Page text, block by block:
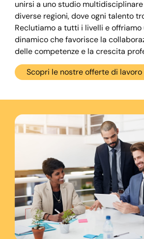
unirsi a uno studio
diverse regioni, dove ogni talento
Reclutiamo a tutti i livelli e
dinamico che favorisce la
delle competenze e la crescita
Scopri le nostre offerte di lavoro